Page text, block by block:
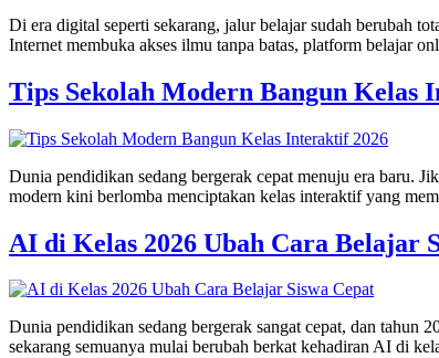
Di era digital seperti sekarang, jalur belajar sudah berubah
Internet membuka akses ilmu tanpa batas, platform belajar
Tips Sekolah Modern Bangun Kelas
Dunia pendidikan sedang bergerak cepat menuju era baru.
modern kini berlomba menciptakan kelas interaktif yang
AI di Kelas 2026 Ubah Cara Belajar
Dunia pendidikan sedang bergerak sangat cepat, dan tahun
sekarang semuanya mulai berubah berkat kehadiran AI di